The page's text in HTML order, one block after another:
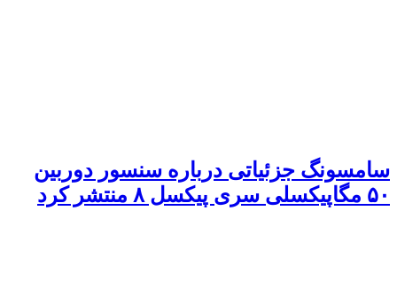
سامسونگ جزئیاتی درباره سنسور دوربین
۵۰ مگاپیکسلی سری پیکسل ۸ منتشر کرد